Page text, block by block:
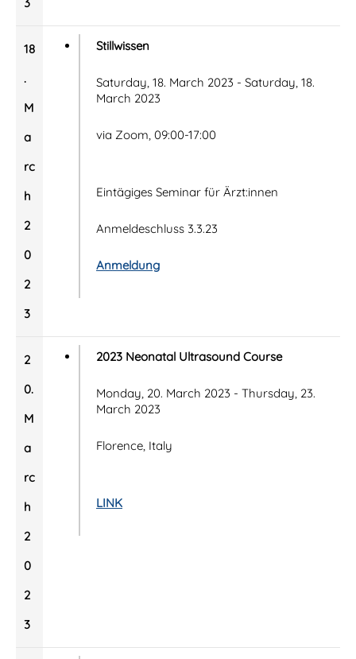
3
18
.
M
a
rc
h
2
0
2
3
Stillwissen
Saturday, 18. March 2023 - Saturday, 18.
March 2023
via Zoom, 09:00-17:00
Eintägiges Seminar für Ärzt:innen
Anmeldeschluss 3.3.23
Anmeldung
2
0.
M
a
rc
h
2
0
2
3
2023 Neonatal Ultrasound Course
Monday, 20. March 2023 - Thursday, 23.
March 2023
Florence, Italy
LINK